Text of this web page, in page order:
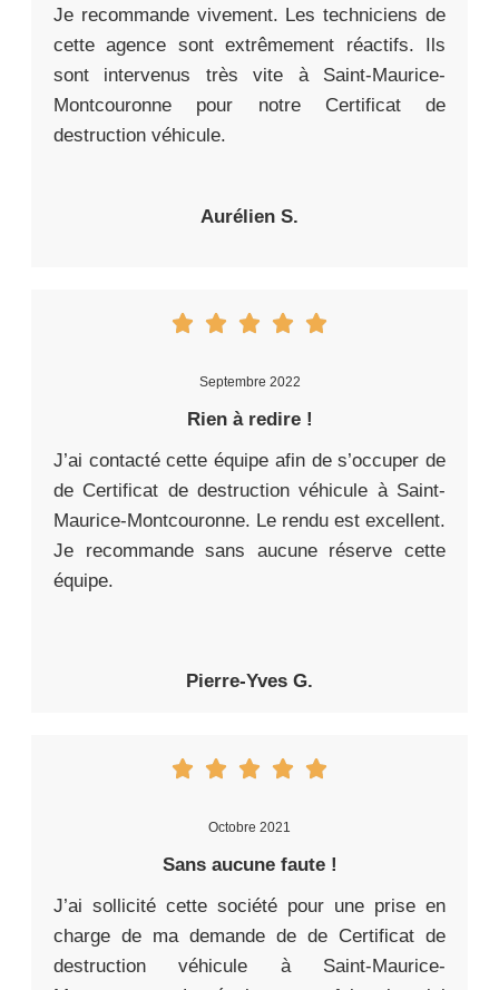
Je recommande vivement. Les techniciens de
cette agence sont extrêmement réactifs. Ils
sont intervenus très vite à Saint-Maurice-
Montcouronne pour notre Certificat de
destruction véhicule.
Aurélien S.
Septembre 2022
Rien à redire !
J’ai contacté cette équipe afin de s’occuper de
de Certificat de destruction véhicule à Saint-
Maurice-Montcouronne. Le rendu est excellent.
Je recommande sans aucune réserve cette
équipe.
Pierre-Yves G.
Octobre 2021
Sans aucune faute !
J’ai sollicité cette société pour une prise en
charge de ma demande de de Certificat de
destruction véhicule à Saint-Maurice-